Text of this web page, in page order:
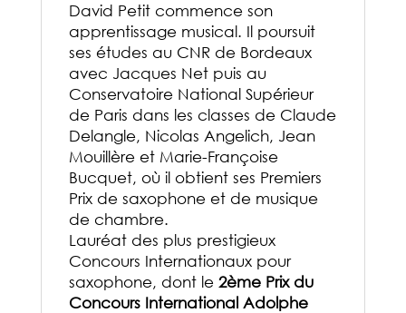
David Petit commence son
apprentissage musical. Il poursuit
ses études au CNR de Bordeaux
avec Jacques Net puis au
Conservatoire National Supérieur
de Paris dans les classes de Claude
Delangle, Nicolas Angelich, Jean
Mouillère et Marie-Françoise
Bucquet, où il obtient ses Premiers
Prix de saxophone et de musique
de chambre.
Lauréat des plus prestigieux
Concours Internationaux pour
saxophone, dont le 2ème Prix du
Concours International Adolphe